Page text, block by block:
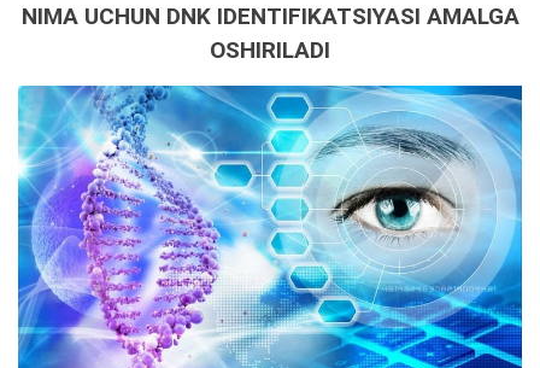
NIMA UCHUN DNK IDENTIFIKATSIYASI AMALGA
OSHIRILADI